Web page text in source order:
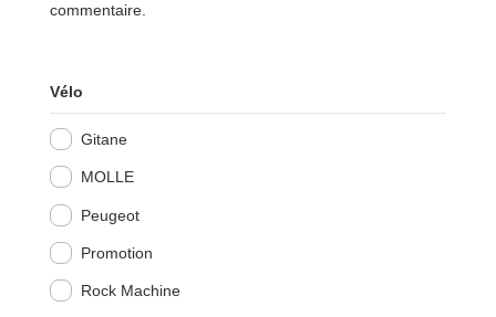
commentaire.
Vélo
Gitane
MOLLE
Peugeot
Promotion
Rock Machine